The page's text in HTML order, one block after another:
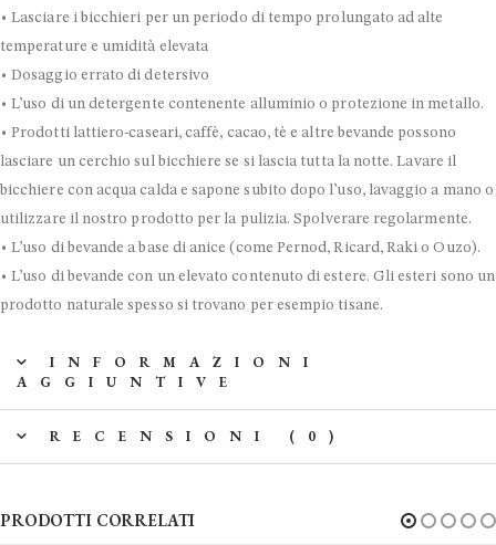
• Lasciare i bicchieri per un periodo di tempo prolungato ad alte
temperature e umidità elevata
• Dosaggio errato di detersivo
• L’uso di un detergente contenente alluminio o protezione in metallo.
• Prodotti lattiero-caseari, caffè, cacao, tè e altre bevande possono
lasciare un cerchio sul bicchiere se si lascia tutta la notte. Lavare il
bicchiere con acqua calda e sapone subito dopo l’uso, lavaggio a mano o
utilizzare il nostro prodotto per la pulizia. Spolverare regolarmente.
• L’uso di bevande a base di anice (come Pernod, Ricard, Raki o Ouzo).
• L’uso di bevande con un elevato contenuto di estere. Gli esteri sono un
prodotto naturale spesso si trovano per esempio tisane.
INFORMAZIONI
AGGIUNTIVE
RECENSIONI (0)
PRODOTTI CORRELATI